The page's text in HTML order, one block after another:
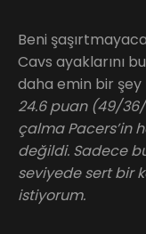
Beni
Cavs ayaklarını
daha emin bir şey
24.6 puan (49/36/
çalma Pacers’in
değildi. Sadece
seviyede sert bir
istiyorum.